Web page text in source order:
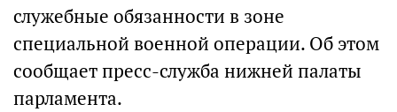
служебные обязанности в зоне
специальной военной операции. Об этом
сообщает пресс-служба нижней палаты
парламента.